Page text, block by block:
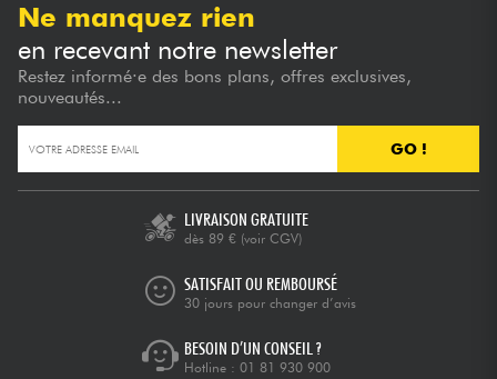
Ne manquez rien
en recevant notre newsletter
Restez informé·e des bons plans, offres exclusives,
nouveautés...
GO !
LIVRAISON GRATUITE
dès 89 € (voir CGV)
SATISFAIT OU REMBOURSÉ
30 jours pour changer d’avis
BESOIN D’UN CONSEIL ?
Hotline : 01 81 930 900